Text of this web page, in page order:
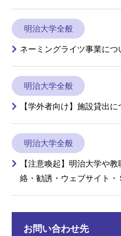
明治大学全般
ネーミングライツ事業につ
明治大学全般
【学外者向け】施設貸出に
明治大学全般
【注意喚起】明治大学や
絡・勧誘・ウェブサイト
お問い合わせ先